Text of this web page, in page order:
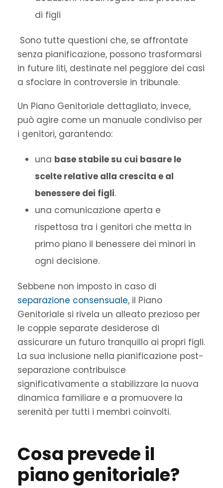
di figli
Sono tutte questioni che, se affrontate
senza pianificazione, possono trasformarsi
in future liti, destinate nel peggiore dei casi
a sfociare in controversie in tribunale.
Un Piano Genitoriale dettagliato, invece,
può agire come un manuale condiviso per
i genitori, garantendo:
una base stabile su cui basare le
scelte relative alla crescita e al
benessere dei figli.
una comunicazione aperta e
rispettosa tra i genitori che metta in
primo piano il benessere dei minori in
ogni decisione.
Sebbene non imposto in caso di
separazione consensuale, il Piano
Genitoriale si rivela un alleato prezioso per
le coppie separate desiderose di
assicurare un futuro tranquillo ai propri figli.
La sua inclusione nella pianificazione post-
separazione contribuisce
significativamente a stabilizzare la nuova
dinamica familiare e a promuovere la
serenità per tutti i membri coinvolti.
Cosa prevede il
piano genitoriale?